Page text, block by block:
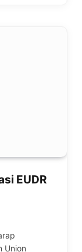
EUDR
Union